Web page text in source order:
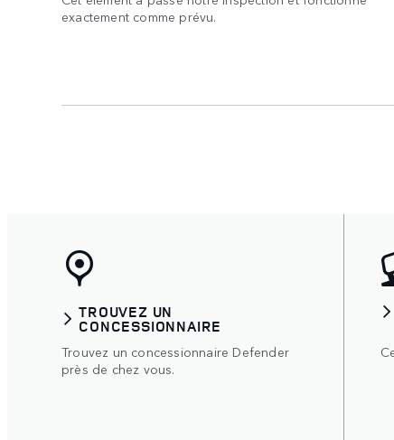
exactement comme prévu.
TROUVEZ UN
CONCESSIONNAIRE
Trouvez un concessionnaire Defender
près de chez vous.